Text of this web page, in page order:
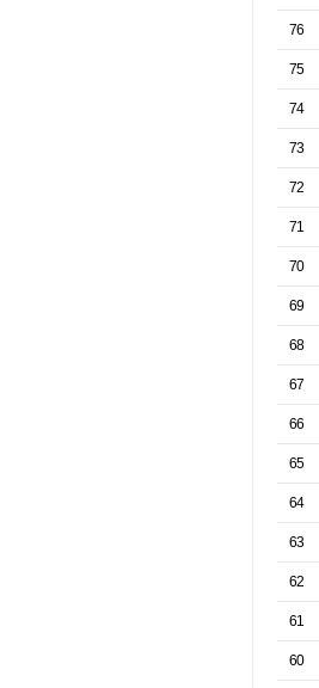
76
75
74
73
72
71
70
69
68
67
66
65
64
63
62
61
60